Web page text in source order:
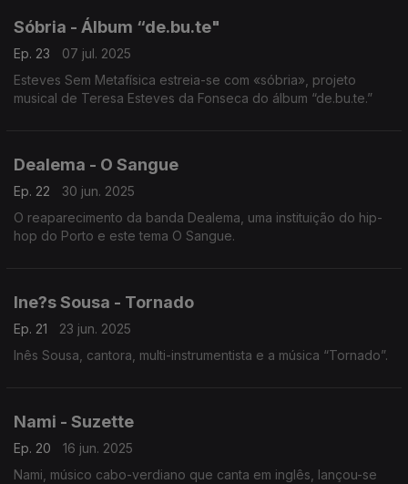
Sóbria - Álbum “de.bu.te"
Ep. 23
07 jul. 2025
Esteves Sem Metafísica estreia-se com «sóbria», projeto
musical de Teresa Esteves da Fonseca do álbum “de.bu.te.”
Dealema - O Sangue
Ep. 22
30 jun. 2025
O reaparecimento da banda Dealema, uma instituição do hip-
hop do Porto e este tema O Sangue.
Ine?s Sousa - Tornado
Ep. 21
23 jun. 2025
Inês Sousa, cantora, multi-instrumentista e a música “Tornado”.
Nami - Suzette
Ep. 20
16 jun. 2025
Nami, músico cabo-verdiano que canta em inglês, lançou-se